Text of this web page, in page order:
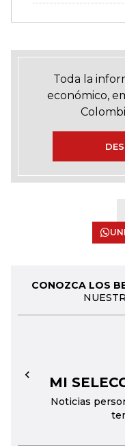
Toda la
económico,
CONOZCA LOS
MI
Noticias
←